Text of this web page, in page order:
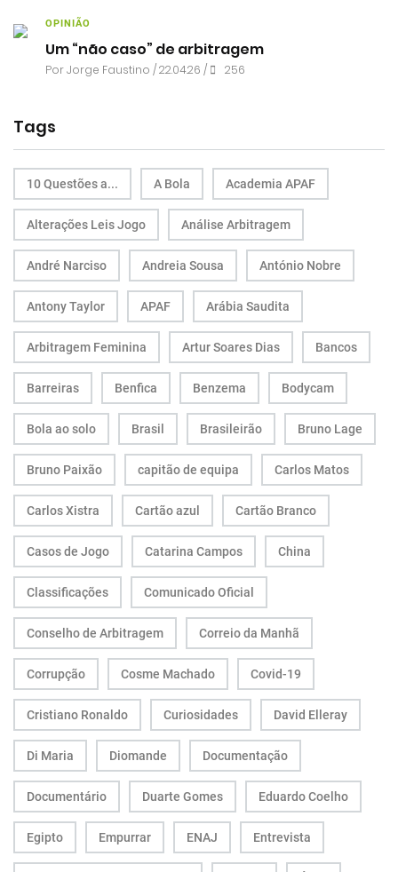
OPINIÃO
Um “não caso” de arbitragem
PorJorge Faustino / 22.04.26 / 256
Tags
10 Questões a... A Bola Academia APAF
Alterações Leis Jogo Análise Arbitragem
André Narciso Andreia Sousa António Nobre
Antony Taylor APAF Arábia Saudita
Arbitragem Feminina Artur Soares Dias Bancos
Barreiras Benfica Benzema Bodycam
Bola ao solo Brasil Brasileirão Bruno Lage
Bruno Paixão capitão de equipa Carlos Matos
Carlos Xistra Cartão azul Cartão Branco
Casos de Jogo Catarina Campos China
Classificações Comunicado Oficial
Conselho de Arbitragem Correio da Manhã
Corrupção Cosme Machado Covid-19
Cristiano Ronaldo Curiosidades David Elleray
Di Maria Diomande Documentação
Documentário Duarte Gomes Eduardo Coelho
Egipto Empurrar ENAJ Entrevista